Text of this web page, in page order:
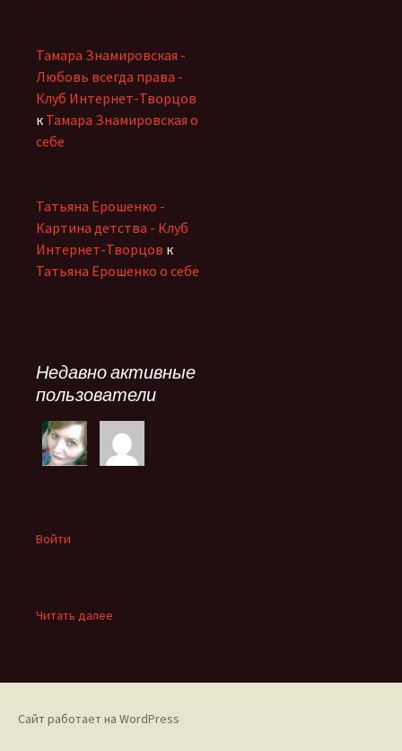
Тамара Знамировская -
Любовь всегда права -
Клуб Интернет-Творцов
к Тамара Знамировская о
себе
Татьяна Ерошенко -
Картина детства - Клуб
Интернет-Творцов к
Татьяна Ерошенко о себе
Недавно активные
пользователи
Войти
Читать далее
Валентины
Сайт работает на WordPress